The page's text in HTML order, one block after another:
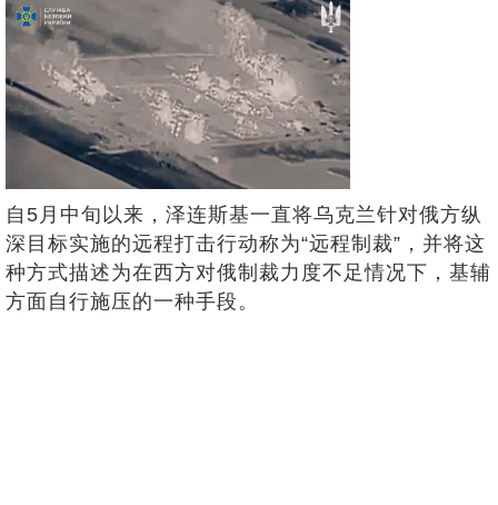
自5月中旬以来，泽连斯基一直将乌克兰针对俄方纵
深目标实施的远程打击行动称为“远程制裁”，并将这
种方式描述为在西方对俄制裁力度不足情况下，基辅
方面自行施压的一种手段。